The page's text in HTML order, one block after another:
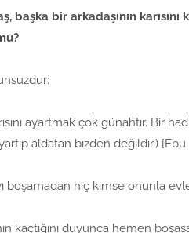
başka bir arkadaşının
ayartmak çok günahtır. Bir
aldatan bizden değildir.)
boşamadan hiç kimse onunla
kaçtığını duyunca hemen